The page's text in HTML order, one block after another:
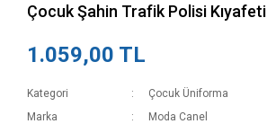
Çocuk Şahin Trafik Polisi Kıyafeti
1.059,00 TL
Kategori
Çocuk Üniforma
Marka
Moda Canel